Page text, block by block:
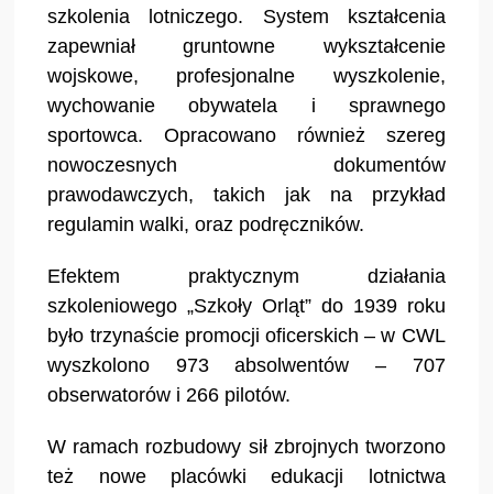
szkolenia lotniczego. System kształcenia
zapewniał gruntowne wykształcenie
wojskowe, profesjonalne wyszkolenie,
wychowanie obywatela i sprawnego
sportowca. Opracowano również szereg
nowoczesnych dokumentów
prawodawczych, takich jak na przykład
regulamin walki, oraz podręczników.
Efektem praktycznym działania
szkoleniowego „Szkoły Orląt” do 1939 roku
było trzynaście promocji oficerskich – w CWL
wyszkolono 973 absolwentów – 707
obserwatorów i 266 pilotów.
W ramach rozbudowy sił zbrojnych tworzono
też nowe placówki edukacji lotnictwa